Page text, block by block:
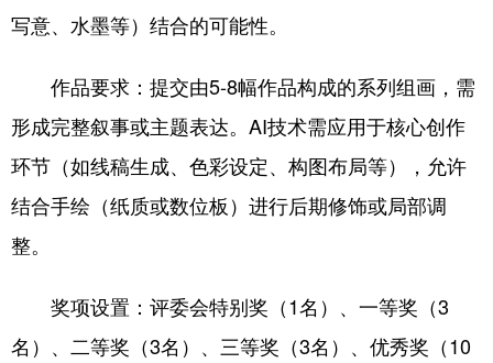
写意、水墨等）结合的可能性。
作品要求：提交由5-8幅作品构成的系列组画，需
形成完整叙事或主题表达。AI技术需应用于核心创作
环节（如线稿生成、色彩设定、构图布局等），允许
结合手绘（纸质或数位板）进行后期修饰或局部调
整。
奖项设置：评委会特别奖（1名）、一等奖（3
名）、二等奖（3名）、三等奖（3名）、优秀奖（10